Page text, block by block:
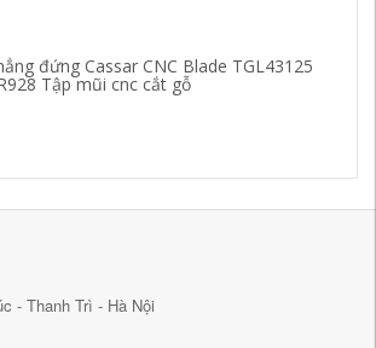
đứng Cassar CNC Blade TGL43125
Tập mũi cnc cắt gỗ
- Thanh Trì - Hà Nội